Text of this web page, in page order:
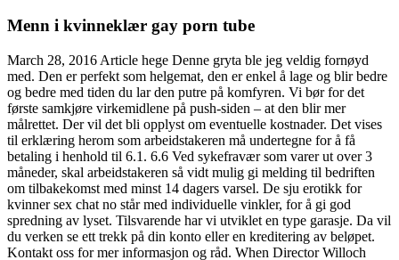
Menn i kvinneklær gay porn tube
March 28, 2016 Article hege Denne gryta ble jeg veldig fornøyd
med. Den er perfekt som helgemat, den er enkel å lage og blir bedre
og bedre med tiden du lar den putre på komfyren. Vi bør for det
første samkjøre virkemidlene på push-siden – at den blir mer
målrettet. Der vil det bli opplyst om eventuelle kostnader. Det vises
til erklæring herom som arbeidstakeren må undertegne for å få
betaling i henhold til 6.1. 6.6 Ved sykefravær som varer ut over 3
måneder, skal arbeidstakeren så vidt mulig gi melding til bedriften
om tilbakekomst med minst 14 dagers varsel. De sju erotikk for
kvinner sex chat no står med individuelle vinkler, for å gi god
spredning av lyset. Tilsvarende har vi utviklet en type garasje. Da vil
du verken se ett trekk på din konto eller en kreditering av beløpet.
Kontakt oss for mer informasjon og råd. When Director Willoch